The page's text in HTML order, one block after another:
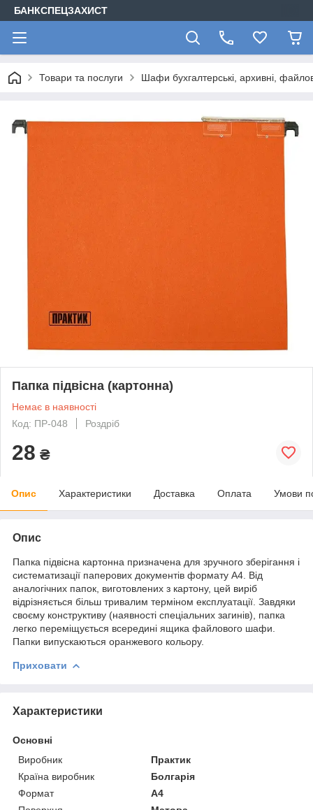
БАНКСПЕЦЗАХИСТ
Товари та послуги Шафи бухгалтерські, архивні,
Папка підвісна (картонна)
Немає в наявності
Код: ПР-048
Роздріб
28 ₴
Опис Характеристики Доставка Оплата Умови
Опис
Папка підвісна картонна призначена для зручного зберігання і
систематизації паперових документів формату А4. Від
аналогічних папок, виготовлених з картону, цей виріб
відрізняється більш тривалим терміном експлуатації. Завдяки
своєму конструктиву (наявності спеціальних загинів), папка
легко переміщується всередині ящика файлового шафи.
Папки випускаються оранжевого кольору.
Приховати
Характеристики
Основні
Виробник
Практик
Країна виробник
Болгарія
Формат
A4